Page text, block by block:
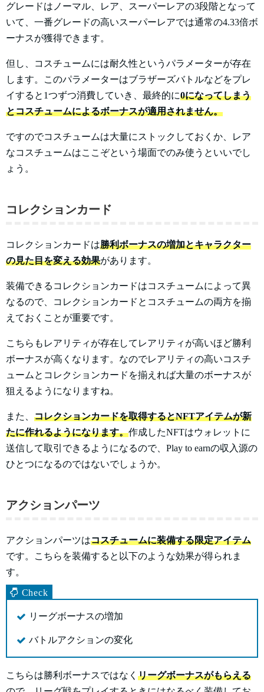
グレードはノーマル、レア、スーパーレアの3段階となって
いて、一番グレードの高いスーパーレアでは通常の4.33倍ボ
ーナスが獲得できます。
但し、コスチュームには耐久性というパラメーターが存在
します。このパラメーターはブラザーズバトルなどをプレ
イすると1つずつ消費していき、最終的に0になってしまう
とコスチュームによるボーナスが適用されません。
ですのでコスチュームは大量にストックしておくか、レア
なコスチュームはここぞという場面でのみ使うといいでし
ょう。
コレクションカード
コレクションカードは勝利ボーナスの増加とキャラクター
の見た目を変える効果があります。
装備できるコレクションカードはコスチュームによって異
なるので、コレクションカードとコスチュームの両方を揃
えておくことが重要です。
こちらもレアリティが存在してレアリティが高いほど勝利
ボーナスが高くなります。なのでレアリティの高いコスチ
ュームとコレクションカードを揃えれば大量のボーナスが
狙えるようになりますね。
また、 コレクションカードを取得するとNFTアイテムが新
たに作れるようになります。作成したNFTはウォレットに
送信して取引できるようになるので、Play to earnの収入源の
ひとつになるのではないでしょうか。
アクションパーツ
アクションパーツはコスチュームに装備する限定アイテム
です。こちらを装備すると以下のような効果が得られま
す。
リーグボーナスの増加
バトルアクションの変化
こちらは勝利ボーナスではなく リーグボーナスがもらえる